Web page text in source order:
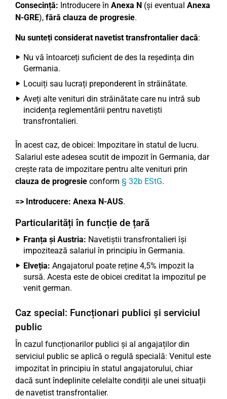
Consecință: Introducere în Anexa N (și eventual Anexa
N-GRE), fără clauza de progresie.
Nu sunteți considerat navetist transfrontalier dacă:
Nu vă întoarceți suficient de des la reședința din
Germania.
Locuiți sau lucrați preponderent în străinătate.
Aveți alte venituri din străinătate care nu intră sub
incidența reglementării pentru navetiști
transfrontalieri.
În acest caz, de obicei: Impozitare în statul de lucru.
Salariul este adesea scutit de impozit în Germania, dar
crește rata de impozitare pentru alte venituri prin
clauza de progresie conform § 32b EStG.
=> Introducere: Anexa N-AUS.
Particularități în funcție de țară
Franța și Austria: Navetiștii transfrontalieri își
impozitează salariul în principiu în Germania.
Elveția: Angajatorul poate reține 4,5% impozit la
sursă. Acesta este de obicei creditat la impozitul pe
venit german.
Caz special: Funcționari publici și serviciul
public
În cazul funcționarilor publici și al angajaților din
serviciul public se aplică o regulă specială: Venitul este
impozitat în principiu în statul angajatorului, chiar
dacă sunt îndeplinite celelalte condiții ale unei situații
de navetist transfrontalier.